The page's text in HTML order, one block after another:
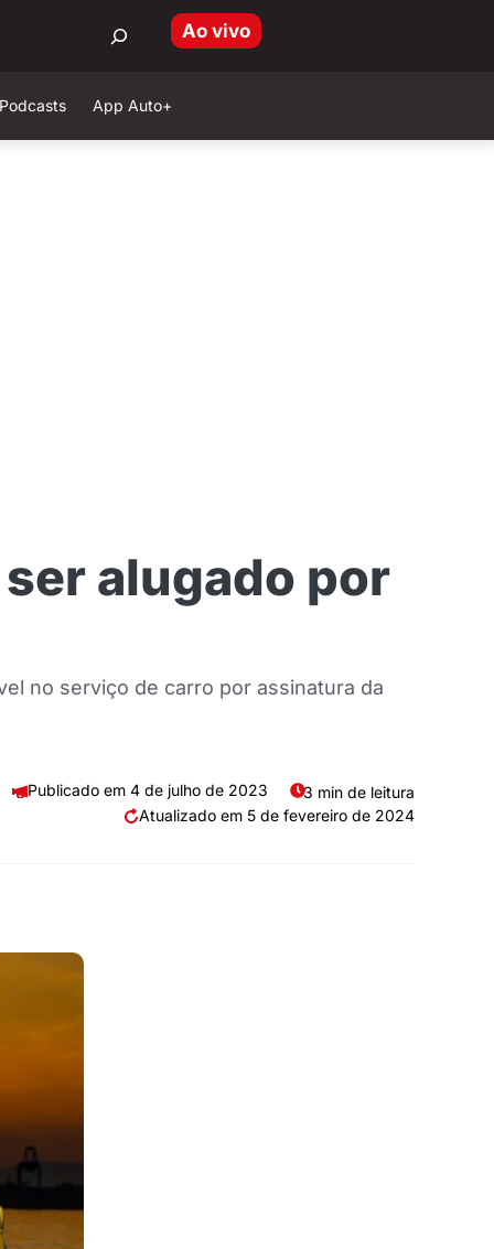
Ao vivo
Podcasts App Auto+
alugado por
no serviço de carro por assinatura da
4 de julho de 2023
3 min de leitura
5 de fevereiro de 2024